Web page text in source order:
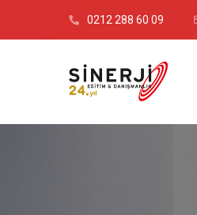
0212 288 60 09